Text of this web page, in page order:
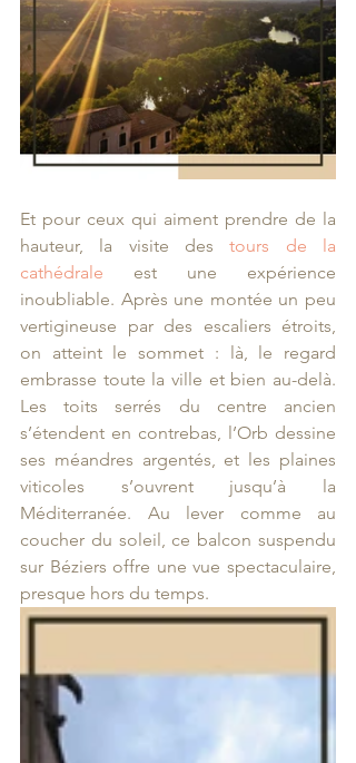
Et pour ceux qui aiment prendre de la
hauteur, la visite des tours de la
cathédrale est une expérience
inoubliable. Après une montée un peu
vertigineuse par des escaliers étroits,
on atteint le sommet : là, le regard
embrasse toute la ville et bien au-delà.
Les toits serrés du centre ancien
s’étendent en contrebas, l’Orb dessine
ses méandres argentés, et les plaines
viticoles s’ouvrent jusqu’à la
Méditerranée. Au lever comme au
coucher du soleil, ce balcon suspendu
sur Béziers offre une vue spectaculaire,
presque hors du temps.